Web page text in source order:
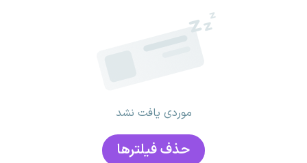
موردی یافت نشد
حذف فیلتر‌ها